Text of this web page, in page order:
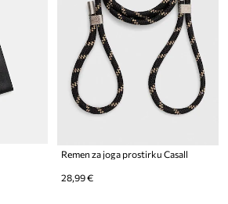
Remen za joga prostirku Casall
28,99 €